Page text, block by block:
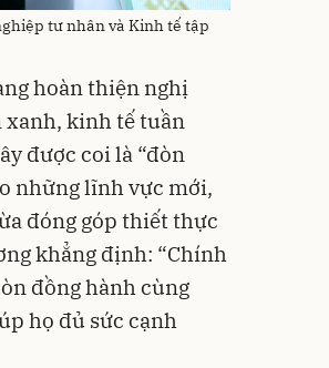
tư nhân và Kinh tế tập
hoàn thiện nghị
xanh, kinh tế tuần
được coi là “đòn
những lĩnh vực mới,
đóng góp thiết thực
khẳng định: “Chính
đồng hành cùng
họ đủ sức cạnh